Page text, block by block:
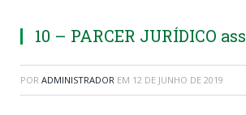
10 – PARCER JURÍDICO ass
POR ADMINISTRADOR EM 12 DE JUNHO DE 2019